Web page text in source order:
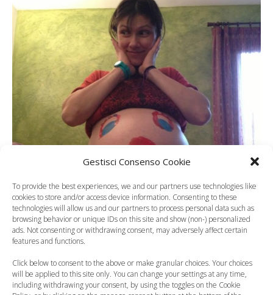
Gestisci Consenso Cookie
To provide the best experiences, we and our partners use technologies like
cookies to store and/or access device information. Consenting to these
technologies will allow us and our partners to process personal data such as
browsing behavior or unique IDs on this site and show (non-) personalized
ads. Not consenting or withdrawing consent, may adversely affect certain
features and functions.
Click below to consent to the above or make granular choices. Your choices
will be applied to this site only. You can change your settings at any time,
including withdrawing your consent, by using the toggles on the Cookie
La cantanteElisaèdiventata mammaper la
seconda volta. È una notizia che aspettavamo da
donna molto riservata e molto semplice, ha deciso di
condividere la sua gravidanza con i fan. Ricordate la